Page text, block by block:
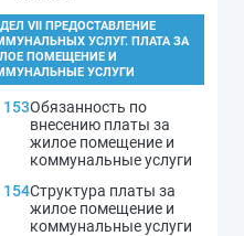
VII ПРЕДОСТАВЛЕНИЕ
УСЛУГ. ПЛАТА ЗА
ПОМЕЩЕНИЕ И
УСЛУГИ
153Обязанность по
внесению платы за
жилое помещение и
коммунальные услуги
154Структура платы за
жилое помещение и
коммунальные услуги